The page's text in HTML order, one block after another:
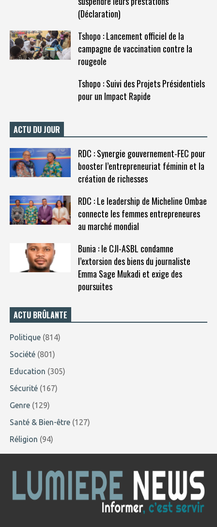
(Déclaration)
Tshopo : Lancement officiel de la
campagne de vaccination contre la
rougeole
Tshopo : Suivi des Projets Présidentiels
pour un Impact Rapide
ACTU DU JOUR
RDC : Synergie gouvernement-FEC pour
booster l’entrepreneuriat féminin et la
création de richesses
RDC : Le leadership de Micheline Ombae
connecte les femmes entrepreneures
au marché mondial
Bunia : le CJI-ASBL condamne
l’extorsion des biens du journaliste
Emma Sage Mukadi et exige des
poursuites
ACTU BRÛLANTE
Politique (814)
Société (801)
Education (305)
Sécurité (167)
Genre (129)
Santé & Bien-être (127)
Réligion (94)